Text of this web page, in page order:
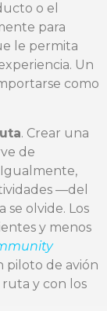
o el
para
le permita
Un
como
. Crear una
de
Igualmente,
—del
olvide. Los
y menos
piloto de avión
y con los